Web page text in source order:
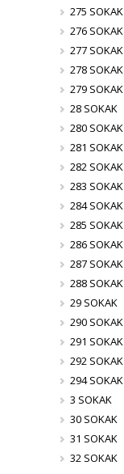
275 SOKAK
276 SOKAK
277 SOKAK
278 SOKAK
279 SOKAK
28 SOKAK
280 SOKAK
281 SOKAK
282 SOKAK
283 SOKAK
284 SOKAK
285 SOKAK
286 SOKAK
287 SOKAK
288 SOKAK
29 SOKAK
290 SOKAK
291 SOKAK
292 SOKAK
294 SOKAK
3 SOKAK
30 SOKAK
31 SOKAK
32 SOKAK